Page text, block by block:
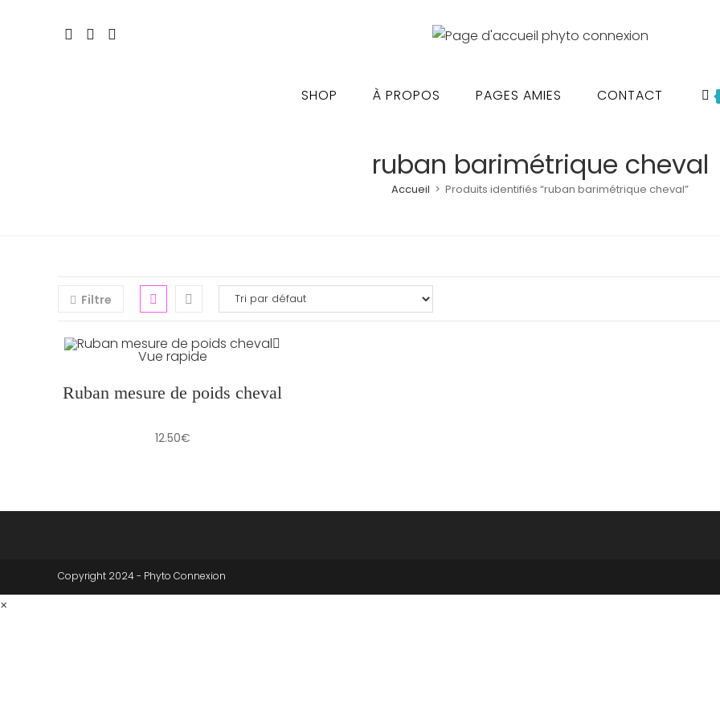
SHOP À PROPOS PAGES AMIES CONTACT
ruban barimétrique cheval
Accueil > Produits identifiés “ruban barimétrique cheval”
Filtre
Vue rapide
Ruban mesure de poids cheval
12.50€
Copyright 2024 - Phyto Connexion
×